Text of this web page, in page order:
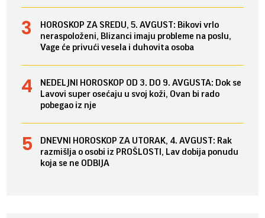
HOROSKOP ZA SREDU, 5. AVGUST: Bikovi vrlo
neraspoloženi, Blizanci imaju probleme na poslu,
Vage će privući vesela i duhovita osoba
NEDELJNI HOROSKOP OD 3. DO 9. AVGUSTA: Dok se
Lavovi super osećaju u svoj koži, Ovan bi rado
pobegao iz nje
DNEVNI HOROSKOP ZA UTORAK, 4. AVGUST: Rak
razmišlja o osobi iz PROŠLOSTI, Lav dobija ponudu
koja se ne ODBIJA